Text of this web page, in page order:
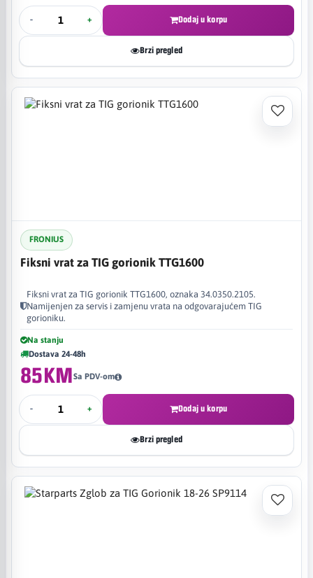
- + Dodaj u korpu
Brzi pregled
FRONIUS
Fiksni vrat za TIG gorionik TTG1600
Fiksni vrat za TIG gorionik TTG1600, oznaka 34.0350.2105.
Namijenjen za servis i zamjenu vrata na odgovarajućem TIG
gorioniku.
Na stanju
Dostava 24-48h
85KMSa PDV-om
- + Dodaj u korpu
Brzi pregled